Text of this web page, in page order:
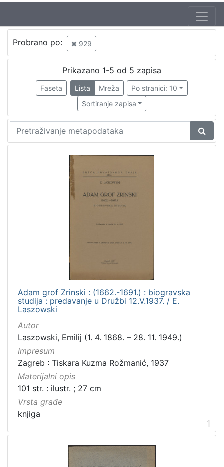
Jezik
hrvatski
Nakladnička
cjelina
Družba "Braća Hrvatskoga Zmaja"
Obitelji Šubić, Zrinski i Frankopan
Braća hrvatskoga zmaja
Probrano po: 929
Prikazano 1-5 od 5 zapisa
Faseta Lista Mreža
Po stranici: 10
Sortiranje zapisa
Adam grof Zrinski : (1662.-1691.) : biogravska
studija : predavanje u Družbi 12.V.1937. / E.
Laszowski
Autor
Laszowski, Emilij (1. 4. 1868. – 28. 11. 1949.)
Impresum
Zagreb : Tiskara Kuzma Rožmanić, 1937
Materijalni opis
101 str. : ilustr. ; 27 cm
Vrsta građe
knjiga
1